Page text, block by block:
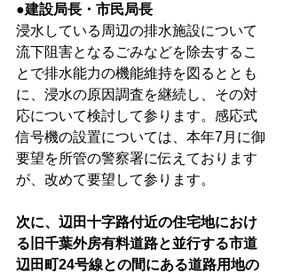
●建設局長・市民局長
浸水している周辺の排水施設について
流下阻害となるごみなどを除去するこ
とで排水能力の機能維持を図るととも
に、浸水の原因調査を継続し、その対
応について検討して参ります。感応式
信号機の設置については、本年7月に御
要望を所管の警察署に伝えております
が、改めて要望して参ります。
次に、辺田十字路付近の住宅地におけ
る旧千葉外房有料道路と並行する市道
辺田町24号線との間にある道路用地の